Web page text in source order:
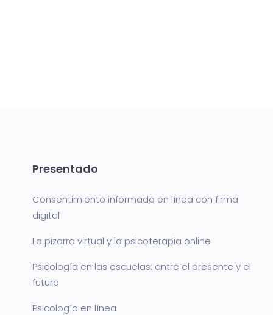
Presentado
Consentimiento informado en línea con firma
digital
La pizarra virtual y la psicoterapia online
Psicología en las escuelas: entre el presente y el
futuro
Psicología en línea